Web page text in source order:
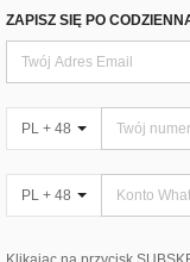
ZAPISZ SIĘ PO
PL + 48
PL + 48